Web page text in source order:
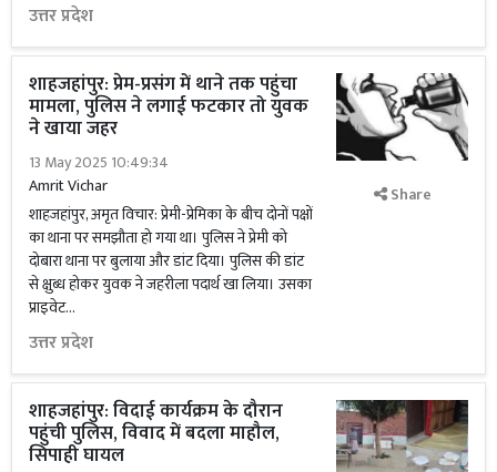
उत्तर प्रदेश
शाहजहांपुर: प्रेम-प्रसंग में थाने तक पहुंचा
मामला, पुलिस ने लगाई फटकार तो युवक
ने खाया जहर
13 May 2025 10:49:34
Amrit Vichar
शाहजहांपुर, अमृत विचार: प्रेमी-प्रेमिका के बीच दोनों पक्षों
का थाना पर समझौता हो गया था। पुलिस ने प्रेमी को
दोबारा थाना पर बुलाया और डांट दिया। पुलिस की डांट
से क्षुब्ध होकर युवक ने जहरीला पदार्थ खा लिया। उसका
प्राइवेट...
उत्तर प्रदेश
Share
शाहजहांपुर: विदाई कार्यक्रम के दौरान
पहुंची पुलिस, विवाद में बदला माहौल,
सिपाही घायल